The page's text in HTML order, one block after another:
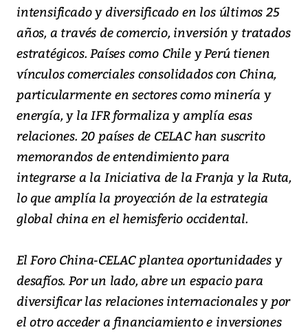
intensificado y diversificado en los últimos 25
años, a través de comercio, inversión y tratados
estratégicos. Países como Chile y Perú tienen
vínculos comerciales consolidados con China,
particularmente en sectores como minería y
energía, y la IFR formaliza y amplía esas
relaciones. 20 países de CELAC han suscrito
memorandos de entendimiento para
integrarse a la Iniciativa de la Franja y la Ruta,
lo que amplía la proyección de la estrategia
global china en el hemisferio occidental.
El Foro China-CELAC plantea oportunidades y
desafíos. Por un lado, abre un espacio para
diversificar las relaciones internacionales y por
el otro acceder a financiamiento e inversiones